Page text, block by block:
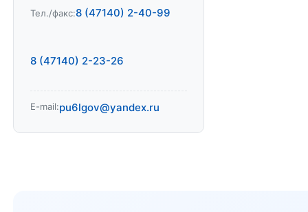
Тел./факс:8 (47140) 2-40-99
8 (47140) 2-23-26
E-mail:pu6lgov@yandex.ru